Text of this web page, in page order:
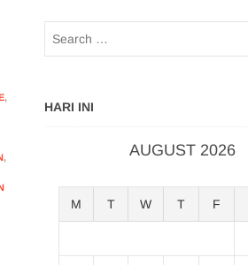
,
,
HARI INI
AUGUST 2026
M T W T F